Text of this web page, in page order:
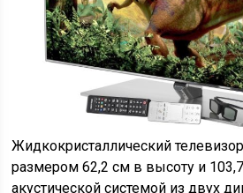
Жидкокристаллический
размером 62,2 см в высоту и
акустической системой из двух